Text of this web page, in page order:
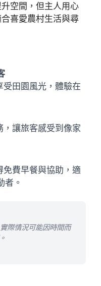
空間，但主人用心
喜愛農村生活與尋
田園風光，體驗在
讓旅客感受到像家
費早餐與協助，適
者。
際情況可能因時間而